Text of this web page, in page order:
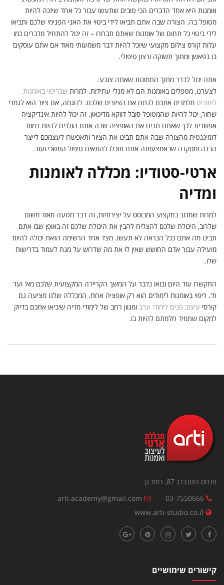
אומנות היא אחד הדברים הכי טובים שתעשו עבור כל אחד שיזכה להיות
מטופל בה. הצורה שבה אתם תביאו לידי ביטוי את האני הפנימי שלכם ותביאו
לידי ביטוי כל תחום של אומנות שאתם תבחרו – זה יכול להתחיל מדברים כמו
עלות קורס צילום מקצועי שיוכל להיות דבר משמעותי מאוד אם אתם עוסקים
בו בפאשן ומתוך תשוקה ורצון טיפולי.
אתה יכול לברר מתוך התמונות שאתה צובע.
לצערנו, מטפלים באומנות הם לא מגלי עתידות. למרות שבריפוי באומנות
לימודים מלמדים אתכם לנתח את הציורים שלכם. לדוגמה, אם ציור הוא לגמרי
שחור, יכול להיות שהמטופל סובל דווקא מדיכאון. זה יכול להיות אינדיקציה
אפשרית לכך שאתם תבינו את האופציה שבה אתם הולכים להיות דמות
דומיננטית מהצורה שבה אתם תבינו את הציור ותאפשרו לעצמכם לייצר
הבנה ומסקנה שבאמצעותה אתם תוכלו להתאים טיפול המשכי ועוד.
ארטי-סטודיו: מכללה לאומנות
ומדיה
למרות שמדוב במקצוע המבוסס על יצירתיות, זה דבר מטעה מאוד משום
שלרוב, היכולת שלכם להצליח להבין את היכולת שלכם זה באופן שבו אתם
תבינו מה אתם ככל הנראה לא תעשו. מצד אחד הרשימה הזאת יכולה להיות
מועילה עבור אדם החושש שאין לו את מה שדרוש על מנת לעמוד בדרישות
שלו.
התקשרו עוד היום ובואו נדבר על המשך הקריירה המקצועית שלכם מא' ועד
ת'. ריפוי באומנות לימודים הוא רק אופציה אחת. המכללה שלנו מציעה גם
קורסי עיצוב פנים לימודי ערב ומגוון רחב של לימודי מדיה שיביאו אתכם בדיוק
למקום שתמיד חלמתם להיות בו.
פנחס רוטנברג 87, רמת גן
03-7550666
arti.academy@gmail.com
www.arti-studio.co.il
קישורים שימושיים